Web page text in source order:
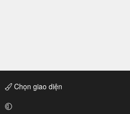
Chọn giao diện